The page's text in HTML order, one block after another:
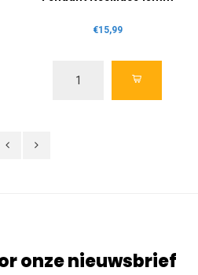
€15,99
onze nieuwsbrief